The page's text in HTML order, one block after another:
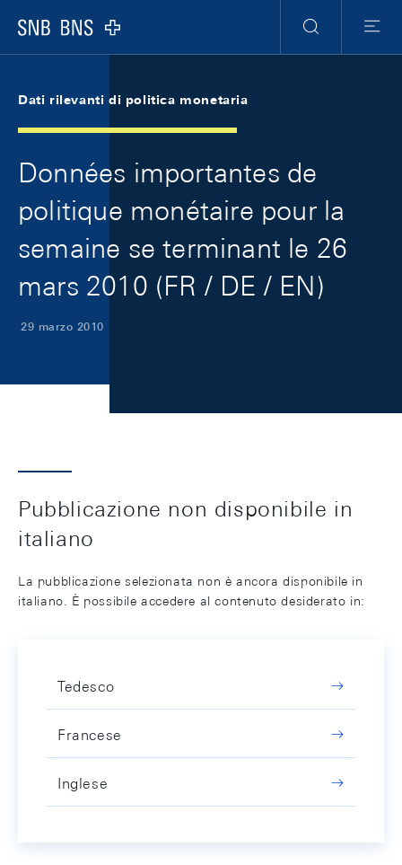
Logo
Ricerca
Menu
Dati rilevanti di politica monetaria
Données importantes de
politique monétaire pour la
semaine se terminant le 26
mars 2010 (FR / DE / EN)
29 marzo 2010
Pubblicazione non disponibile in
italiano
La pubblicazione selezionata non è ancora disponibile in
italiano. È possibile accedere al contenuto desiderato in:
Tedesco
Francese
Inglese